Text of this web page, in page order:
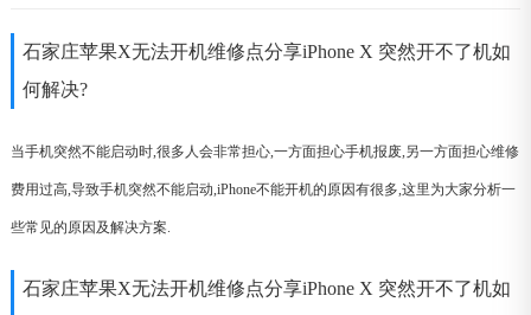
石家庄苹果X无法开机维修点分享iPhone X 突然开不了机如
何解决?
当手机突然不能启动时,很多人会非常担心,一方面担心手机报废,另一方面担心维修
费用过高,导致手机突然不能启动,iPhone不能开机的原因有很多,这里为大家分析一
些常见的原因及解决方案.
石家庄苹果X无法开机维修点分享iPhone X 突然开不了机如